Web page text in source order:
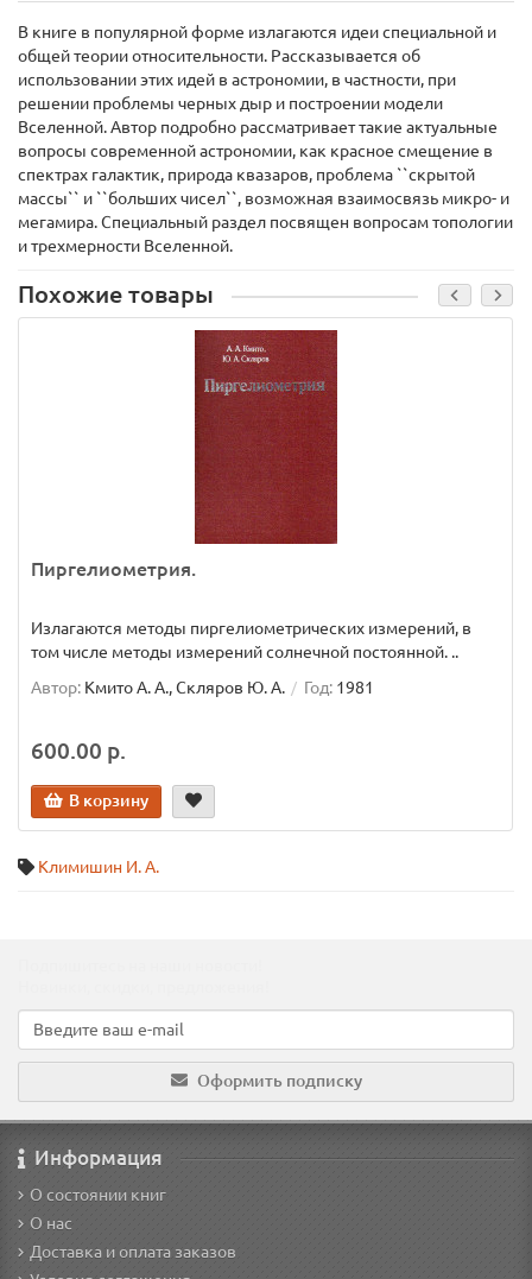
В книге в популярной форме излагаются идеи специальной и
общей теории относительности. Рассказывается об
использовании этих идей в астрономии, в частности, при
решении проблемы черных дыр и построении модели
Вселенной. Автор подробно рассматривает такие актуальные
вопросы современной астрономии, как красное смещение в
спектрах галактик, природа квазаров, проблема ``скрытой
массы`` и ``больших чисел``, возможная взаимосвязь микро- и
мегамира. Специальный раздел посвящен вопросам топологии
и трехмерности Вселенной.
Похожие товары
Пиргелиометрия.
Излагаются методы пиргелиометрических измерений, в
том числе методы измерений солнечной постоянной. ..
Автор: Кмито А. А., Скляров Ю. А. Год: 1981
600.00 р.
В корзину
Климишин И. А.
Оформить подписку
Информация
О состоянии книг
О нас
Доставка и оплата заказов